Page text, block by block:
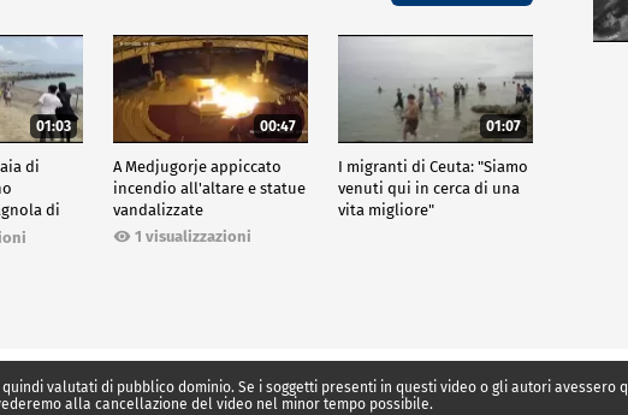
01:03
di
di
00:47
A Medjugorje appiccato
incendio all'altare e statue
vandalizzate
1 visualizzazioni
01:07
I migranti di Ceuta: "Siamo
venuti qui in cerca di una
vita migliore"
valutati di pubblico dominio. Se i soggetti presenti in questi video o gli autori
alla cancellazione del video nel minor tempo possibile.